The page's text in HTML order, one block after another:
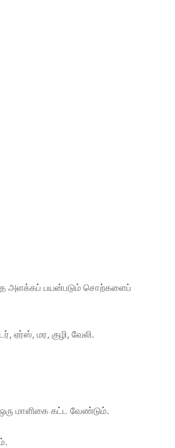
அளக்கப் பயன்படும் சொற்களைப்
மர, குழி, வேலி.
மாளிகை கட்ட வேண்டும்.